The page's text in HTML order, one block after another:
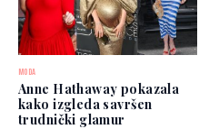
MODA
Anne Hathaway pokazala
kako izgleda savršen
trudnički glamur